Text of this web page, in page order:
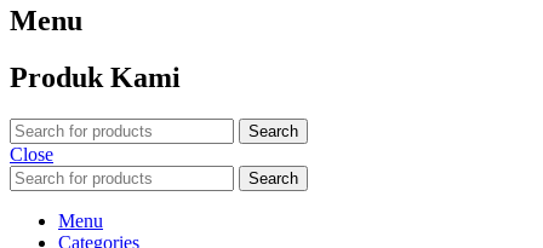
Menu
Produk Kami
Search
Close
Search
Menu
Categories